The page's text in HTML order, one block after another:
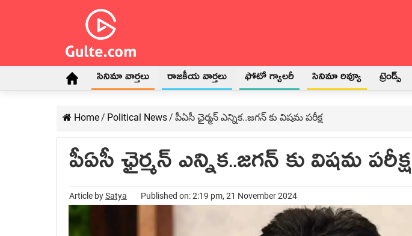
సినిమా వార్తలు రాజకీయ వార్తలు ఫోటో గ్యాలరీ సినిమా రివ్యూ ట్రెండ్స్
Home/ Political News/ పీఏసీ ఛైర్మన్ ఎన్నిక..జగన్ కు విషమ పరీక్ష
పీఏసీ ఛైర్మన్ ఎన్నిక..జగన్ కు విషమ పరీక్ష
Article bySatya Published on: 2:19 pm, 21 November 2024